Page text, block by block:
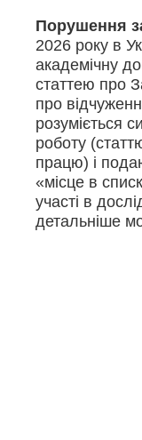
Порушення
2026 року в
академічну
статтею про
про
розуміється
роботу
працю) і
«місце в
участі в
детальніше